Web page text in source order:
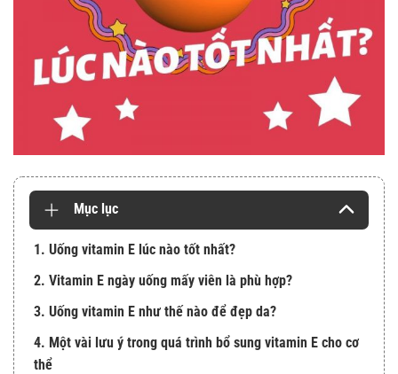
Mục lục
1. Uống vitamin E lúc nào tốt nhất?
2. Vitamin E ngày uống mấy viên là phù hợp?
3. Uống vitamin E như thế nào để đẹp da?
4. Một vài lưu ý trong quá trình bổ sung vitamin E cho cơ
thể